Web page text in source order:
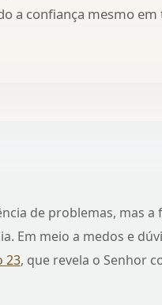
a confiança mesmo
de problemas, mas
Em meio a medos e
23, que revela o Senhor